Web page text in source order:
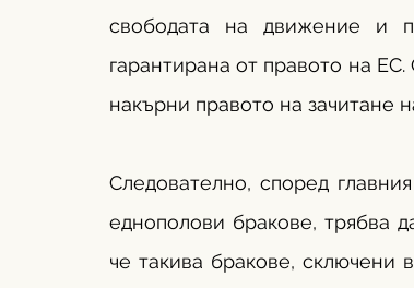
свободата на движение и
гарантирана от правото на
накърни правото на зачитане
Следователно, според
еднополови бракове, трябва
че такива бракове, сключени